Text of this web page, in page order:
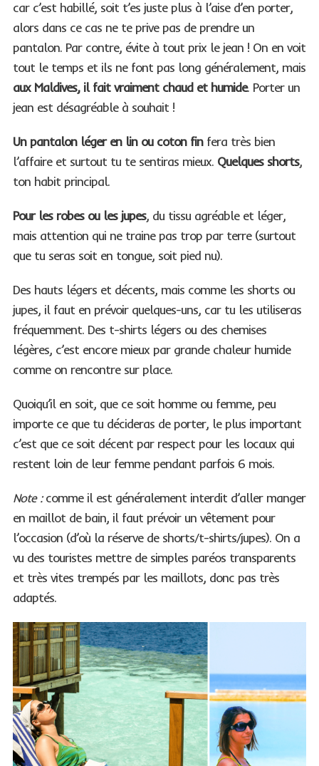
car c’est habillé, soit t’es juste plus à l’aise d’en porter,
alors dans ce cas ne te prive pas de prendre un
pantalon. Par contre, évite à tout prix le jean ! On en voit
tout le temps et ils ne font pas long généralement, mais
aux Maldives, il fait vraiment chaud et humide. Porter un
jean est désagréable à souhait !
Un pantalon léger en lin ou coton finfera très bien
l’affaire et surtout tu te sentiras mieux. Quelques shorts,
ton habit principal.
Pour les robes ou les jupes, du tissu agréable et léger,
mais attention qui ne traine pas trop par terre (surtout
que tu seras soit en tongue, soit pied nu).
Des hauts légers et décents, mais comme les shorts ou
jupes, il faut en prévoir quelques-uns, car tu les utiliseras
fréquemment. Des t-shirts légers ou des chemises
légères, c’est encore mieux par grande chaleur humide
comme on rencontre sur place.
Quoiqu’il en soit, que ce soit homme ou femme, peu
importe ce que tu décideras de porter, le plus important
c’est que ce soit décent par respect pour les locaux qui
restent loin de leur femme pendant parfois 6 mois.
Note :comme il est généralement interdit d’aller manger
en maillot de bain, il faut prévoir un vêtement pour
l’occasion (d’où la réserve de shorts/t-shirts/jupes). On a
vu des touristes mettre de simples paréos transparents
et très vites trempés par les maillots, donc pas très
adaptés.